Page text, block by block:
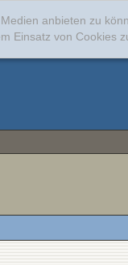
anbieten zu
Einsatz von Cookies